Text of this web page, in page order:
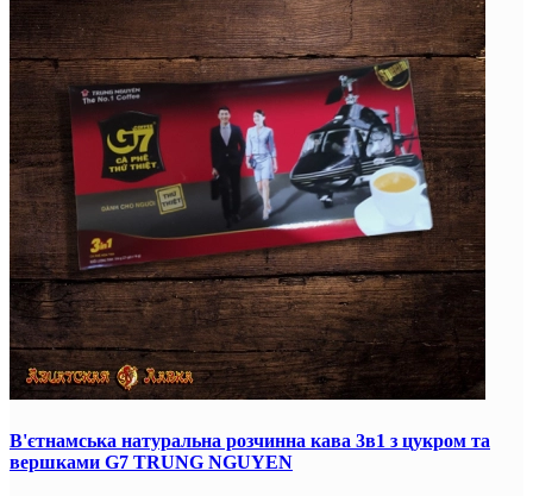
В'єтнамська натуральна розчинна кава 3в1 з цукром та
вершками G7 TRUNG NGUYEN